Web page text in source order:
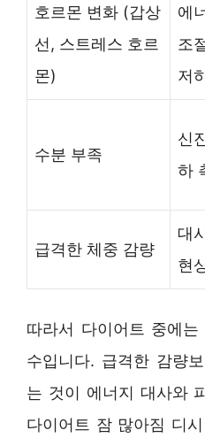
호르몬 변화 (갑상
선, 스트레스 호르
몬)
에
조
저
수분 부족
신
하
급격한 체중 감량
대
현
따라서 다이어트 중에
수입니다. 급격한 감량
는 것이 에너지 대사와
다이어트 잠 많아짐 디